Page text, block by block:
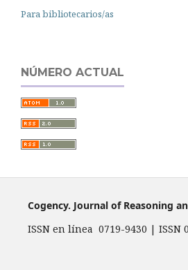
Para bibliotecarios/as
NÚMERO ACTUAL
Cogency. Journal of Reasoning
ISSN en línea 0719-9430 | ISSN